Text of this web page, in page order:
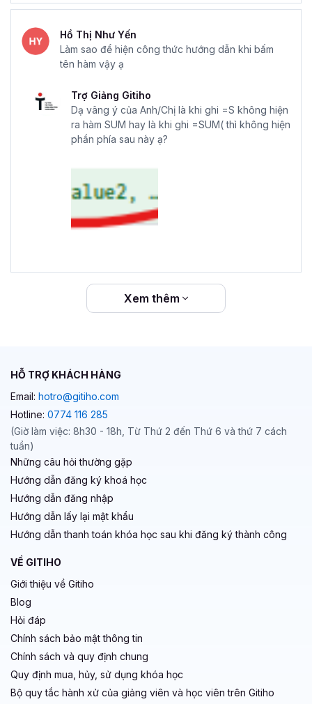
Hồ Thị Như Yến
Làm sao để hiện công thức hướng dẫn khi bấm
tên hàm vậy ạ
Trợ Giảng Gitiho
Dạ vâng ý của Anh/Chị là khi ghi =S không hiện
ra hàm SUM hay là khi ghi =SUM( thì không hiện
phần phía sau này ạ?
Xem thêm
HỖ TRỢ KHÁCH HÀNG
Email: hotro@gitiho.com
Hotline: 0774 116 285
(Giờ làm việc: 8h30 - 18h, Từ Thứ 2 đến Thứ 6 và thứ 7 cách
tuần)
Những câu hỏi thường gặp
Hướng dẫn đăng ký khoá học
Hướng dẫn đăng nhập
Hướng dẫn lấy lại mật khẩu
Hướng dẫn thanh toán khóa học sau khi đăng ký thành công
VỀ GITIHO
Giới thiệu về Gitiho
Blog
Hỏi đáp
Chính sách bảo mật thông tin
Chính sách và quy định chung
Quy định mua, hủy, sử dụng khóa học
Bộ quy tắc hành xử của giảng viên và học viên trên Gitiho